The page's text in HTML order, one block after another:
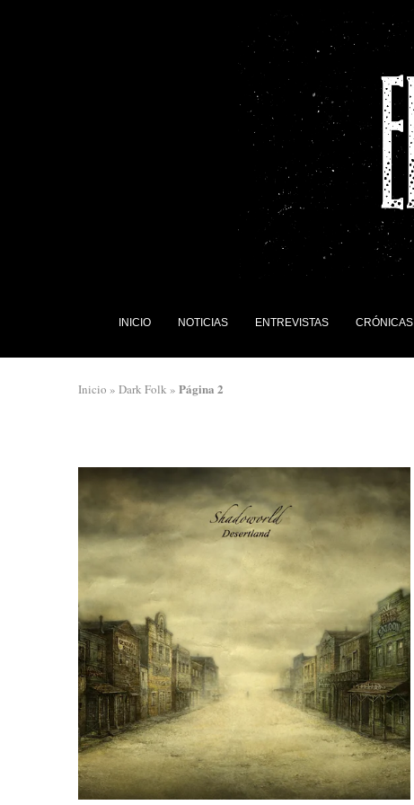
INICIO NOTICIAS ENTREVISTAS CRÓNICAS
Inicio » Dark Folk » Página 2